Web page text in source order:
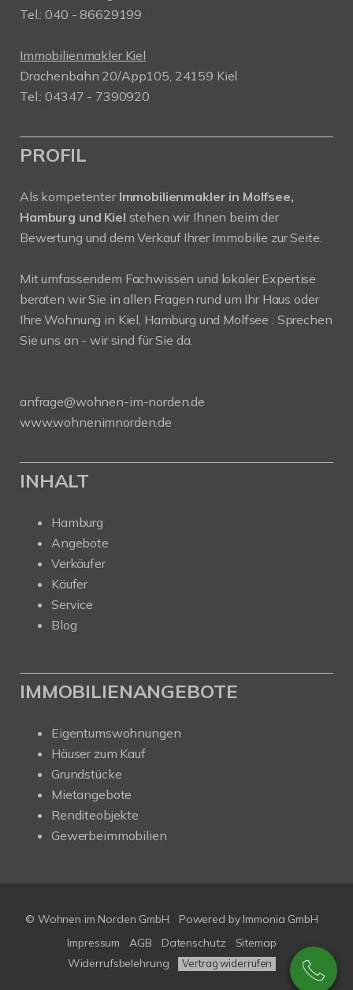
Tel.: 040 - 86629199
Immobilienmakler Kiel
Drachenbahn 20/App105, 24159 Kiel
Tel.: 04347 - 7390920
PROFIL
Als kompetenter Immobilienmakler in Molfsee,
Hamburg und Kiel stehen wir Ihnen beim der
Bewertung und dem Verkauf Ihrer Immobilie zur Seite.
Mit umfassendem Fachwissen und lokaler Expertise
beraten wir Sie in allen Fragen rund um Ihr Haus oder
Ihre Wohnung in Kiel, Hamburg und Molfsee . Sprechen
Sie uns an - wir sind für Sie da.
anfrage@wohnen-im-norden.de
www.wohnenimnorden.de
INHALT
Hamburg
Angebote
Verkäufer
Käufer
Service
Blog
IMMOBILIENANGEBOTE
Eigentumswohnungen
Häuser zum Kauf
Grundstücke
Mietangebote
Renditeobjekte
Gewerbeimmobilien
© Wohnen im Norden GmbH Powered by Immonia GmbH
Impressum
AGB Datenschutz
Sitemap
Widerrufsbelehrung
Vertrag widerrufen